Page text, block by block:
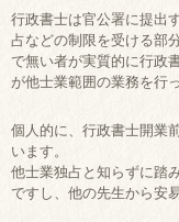
行政書士は官公署に提出
占などの制限を受ける部
で無い者が実質的に行政
が他士業範囲の業務を行
個人的に、行政書士開業
います。
他士業独占と知らずに踏
ですし、他の先生から安